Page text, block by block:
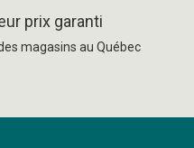
prix garanti
magasins au Québec